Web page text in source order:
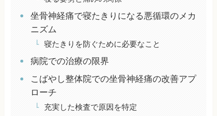
坐骨神経痛で寝たきりになる悪循環のメカ
ニズム
寝たきりを防ぐために必要なこと
病院での治療の限界
こばやし整体院での坐骨神経痛の改善アプ
ローチ
充実した検査で原因を特定